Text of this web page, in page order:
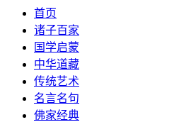
首页
诸子百家
国学启蒙
中华道藏
传统艺术
名言名句
佛家经典